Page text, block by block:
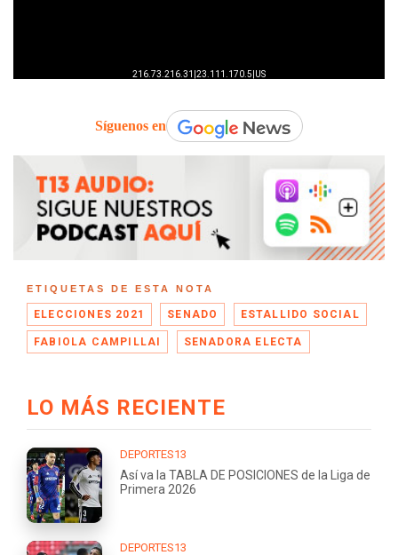
Síguenos en
ETIQUETAS DE ESTA NOTA
ELECCIONES 2021 SENADO ESTALLIDO SOCIAL
FABIOLA CAMPILLAI SENADORA ELECTA
LO MÁS RECIENTE
DEPORTES13
Así va la TABLA DE POSICIONES de la Liga de
Primera 2026
DEPORTES13